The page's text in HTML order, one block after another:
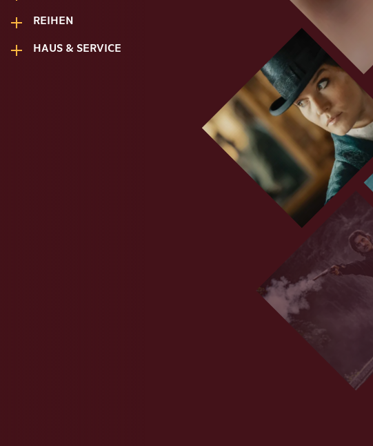
REIHEN
HAUS & SERVICE